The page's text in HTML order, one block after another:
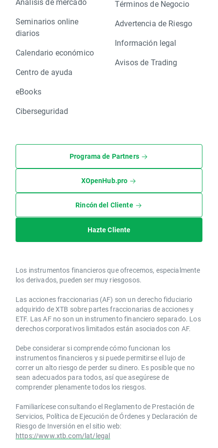
Seminarios online
diarios
Calendario económico
Centro de ayuda
eBooks
Ciberseguridad
Términos de Negocio
Advertencia de Riesgo
Información legal
Avisos de Trading
Programa de Partners
XOpenHub.pro
Rincón del Cliente
Hazte Cliente
Los instrumentos financieros que ofrecemos, especialmente
los derivados, pueden ser muy riesgosos.
Las acciones fraccionarias (AF) son un derecho fiduciario
adquirido de XTB sobre partes fraccionarias de acciones y
ETF. Las AF no son un instrumento financiero separado. Los
derechos corporativos limitados están asociados con AF.
Debe considerar si comprende cómo funcionan los
instrumentos financieros y si puede permitirse el lujo de
correr un alto riesgo de perder su dinero. Es posible que no
sean adecuados para todos, así que asegúrese de
comprender plenamente todos los riesgos.
Familiarícese consultando el Reglamento de Prestación de
Servicios, Política de Ejecución de Órdenes y Declaración de
Riesgo de Inversión en el sitio web:
https://www.xtb.com/lat/legal